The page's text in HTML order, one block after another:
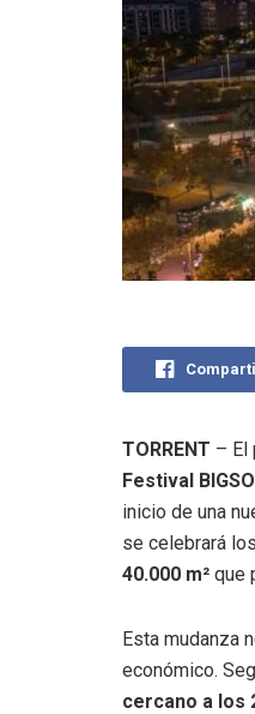
TORRENT – El
Festival
inicio de una
se celebrará
40.000 m² que
Esta mudanza
económico.
cercano a los